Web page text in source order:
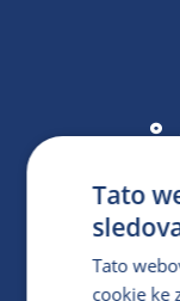
Tato
Tato
cookie ke